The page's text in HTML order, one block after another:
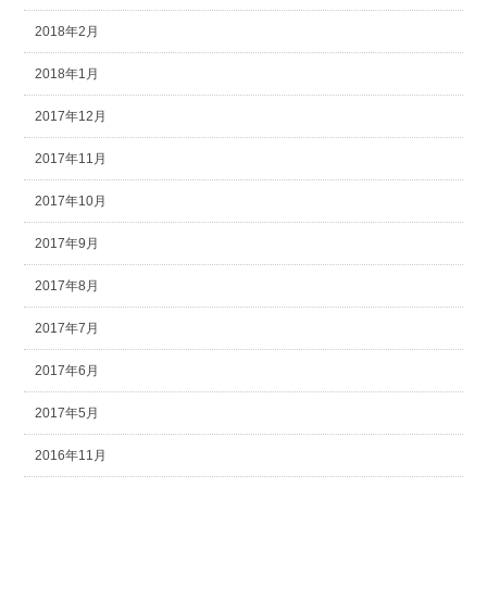
2018年2月
2018年1月
2017年12月
2017年11月
2017年10月
2017年9月
2017年8月
2017年7月
2017年6月
2017年5月
2016年11月